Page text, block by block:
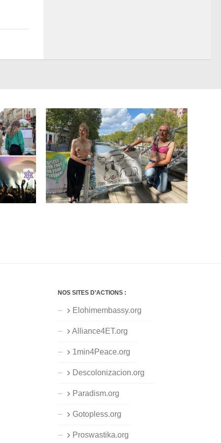
NOS SITES D’ACTIONS :
Elohimembassy.org
Alliance4ET.org
1min4Peace.org
Descolonizacion.org
Paradism.org
Gotopless.org
Proswastika.org